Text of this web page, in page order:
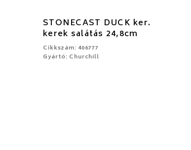
STONECAST DUCK ker.
kerek salátás 24,8cm
Cikkszám: 406777
Gyártó: Churchill